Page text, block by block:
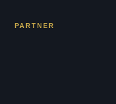
PARTNER